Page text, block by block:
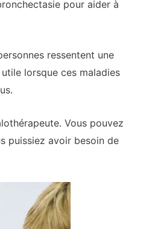
pour aider à
ressentent une
lorsque ces maladies
Vous pouvez
puissiez avoir besoin de